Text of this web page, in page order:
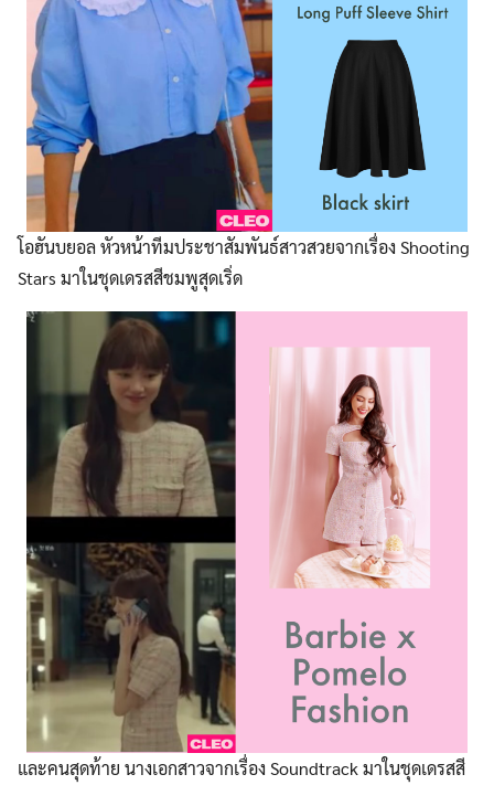
โอฮันบยอล หัวหน้าทีมประชาสัมพันธ์สาวสวยจากเรื่อง Shooting
Stars มาในชุดเดรสสีชมพูสุดเริ่ด
และคนสุดท้าย นางเอกสาวจากเรื่อง Soundtrack มาในชุดเดรสสี